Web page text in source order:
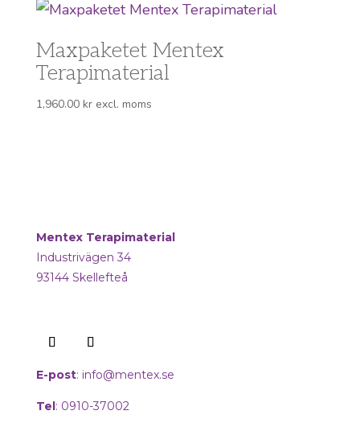
Maxpaketet Mentex
Terapimaterial
1,960.00 krexcl. moms
Mentex Terapimaterial
Industrivägen 34
93144 Skellefteå
E-post: info@mentex.se
Tel: 0910-37002